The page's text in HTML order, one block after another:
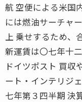
航 空便による米国
には燃油サーチャ
上 乗せするため、
新運賃は〇七年十
ドイツポスト 買収
ート・インテリ
七年第３四半期 決